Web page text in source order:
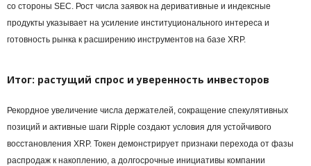
со стороны SEC. Рост числа заявок на деривативные и индексные
продукты указывает на усиление институционального интереса и
готовность рынка к расширению инструментов на базе XRP.
Итог: растущий спрос и уверенность инвесторов
Рекордное увеличение числа держателей, сокращение спекулятивных
позиций и активные шаги Ripple создают условия для устойчивого
восстановления XRP. Токен демонстрирует признаки перехода от фазы
распродаж к накоплению, а долгосрочные инициативы компании